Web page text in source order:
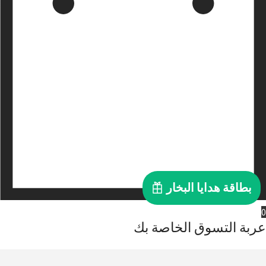
بطاقة هدايا البخار
0
عربة التسوق الخاصة بك